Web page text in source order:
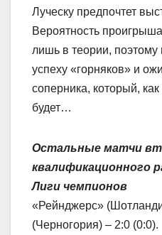
Луческу предпочтет
Вероятность
лишь в теории,
успеху «горняков» и
соперника, который,
будет…
Остальные матчи
квалификационного
Лиги чемпионов
«Рейнджерс»
(Черногория) – 2:0 (0:0).